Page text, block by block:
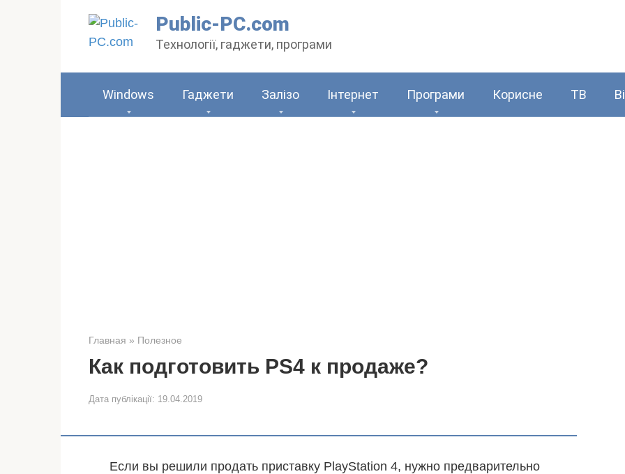
Public-PC.com
Технології, гаджети, програми
Windows Гаджети Залізо Інтернет Програми Корисне ТВ
Главная » Полезное
Как подготовить PS4 к продаже?
Дата публікації: 19.04.2019
Если вы решили продать приставку PlayStation 4, нужно предварительно